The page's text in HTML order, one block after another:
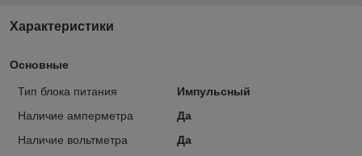
Характеристики
Основные
Тип блока питания
Импульсный
Наличие амперметра
Да
Наличие вольтметра
Да